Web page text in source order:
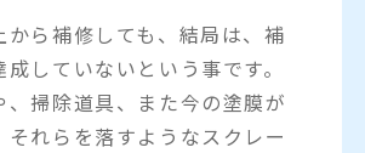
から補修しても、結局は、補
していないという事です。
、掃除道具、また今の塗膜が
それらを落すようなスクレー